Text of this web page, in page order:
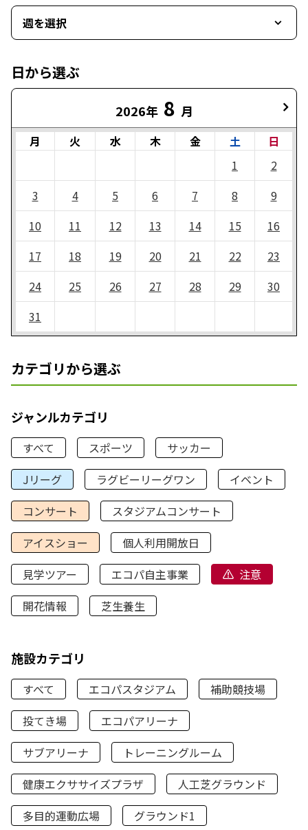
週を選択
日から選ぶ
2026年 8 月
月 火 水 木 金 土
日
1
2
3
4 5 6 7 8
9
10
11 12 13 14 15
16
17
18 19 20 21 22
23
24
25 26 27 28 29
30
31
カテゴリから選ぶ
ジャンルカテゴリ
すべて スポーツ
サッカー
Jリーグ
ラグビーリーグワン
イベント
コンサート
スタジアムコンサート
アイスショー
個人利用開放日
見学ツアー
エコパ自主事業
注意
開花情報
芝生養生
施設カテゴリ
すべて エコパスタジアム
補助競技場
投てき場
エコパアリーナ
サブアリーナ
トレーニングルーム
健康エクササイズプラザ
人工芝グラウンド
多目的運動広場
グラウンド1